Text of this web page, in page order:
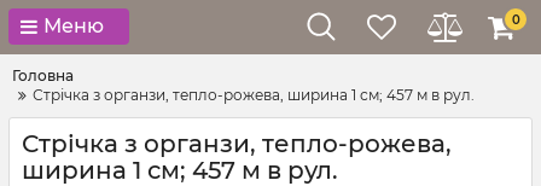
Меню 0
Головна
Стрічка з органзи, тепло-рожева, ширина 1 см; 457 м в рул.
Стрічка з органзи, тепло-рожева,
ширина 1 см; 457 м в рул.